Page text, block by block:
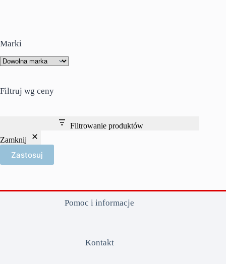
Marki
Filtruj wg ceny
Filtrowanie produktów
Zamknij
Zastosuj
Pomoc i informacje
Kontakt